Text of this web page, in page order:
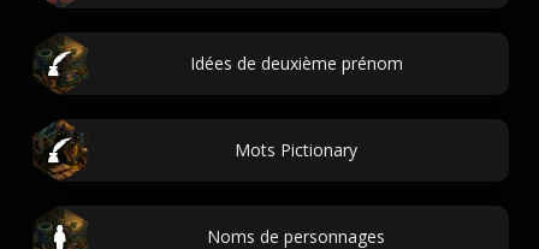
Idées de deuxième prénom
Mots Pictionary
Noms de personnages